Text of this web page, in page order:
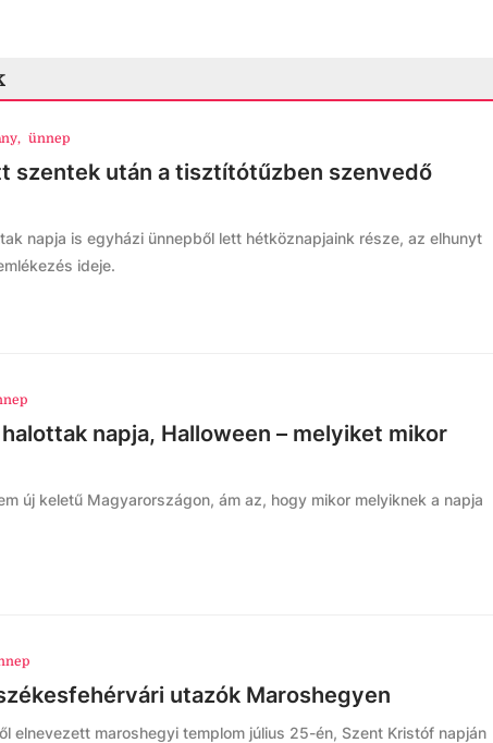
, ünnep
szentek után a tisztítótűzben szenvedő
napja is egyházi ünnepből lett hétköznapjaink része, az elhunyt
ideje.
napja, Halloween – melyiket mikor
új keletű Magyarországon, ám az, hogy mikor melyiknek a napja
utazók Maroshegyen
elnevezett maroshegyi templom július 25-én, Szent Kristóf napján